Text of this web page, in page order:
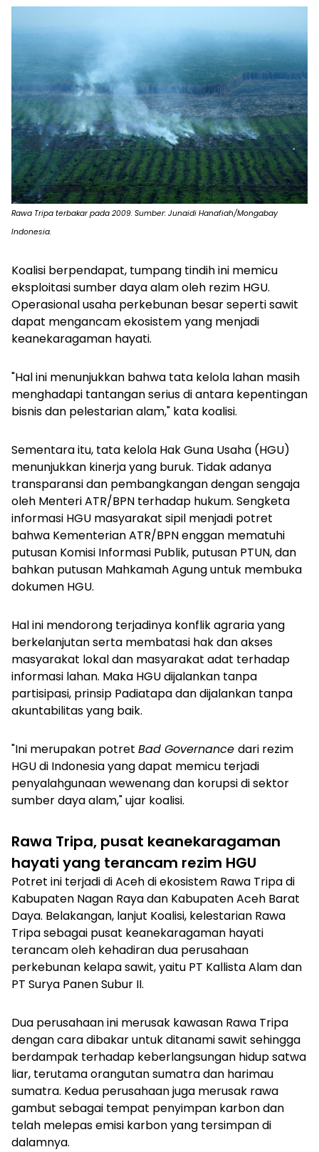
Rawa Tripa terbakar pada 2009. Sumber: Junaidi Hanafiah/Mongabay
Indonesia.
Koalisi berpendapat, tumpang tindih ini memicu
eksploitasi sumber daya alam oleh rezim HGU.
Operasional usaha perkebunan besar seperti sawit
dapat mengancam ekosistem yang menjadi
keanekaragaman hayati.
"Hal ini menunjukkan bahwa tata kelola lahan masih
menghadapi tantangan serius di antara kepentingan
bisnis dan pelestarian alam," kata koalisi.
Sementara itu, tata kelola Hak Guna Usaha (HGU)
menunjukkan kinerja yang buruk. Tidak adanya
transparansi dan pembangkangan dengan sengaja
oleh Menteri ATR/BPN terhadap hukum. Sengketa
informasi HGU masyarakat sipil menjadi potret
bahwa Kementerian ATR/BPN enggan mematuhi
putusan Komisi Informasi Publik, putusan PTUN, dan
bahkan putusan Mahkamah Agung untuk membuka
dokumen HGU.
Hal ini mendorong terjadinya konflik agraria yang
berkelanjutan serta membatasi hak dan akses
masyarakat lokal dan masyarakat adat terhadap
informasi lahan. Maka HGU dijalankan tanpa
partisipasi, prinsip Padiatapa dan dijalankan tanpa
akuntabilitas yang baik.
"Ini merupakan potret Bad Governance dari rezim
HGU di Indonesia yang dapat memicu terjadi
penyalahgunaan wewenang dan korupsi di sektor
sumber daya alam," ujar koalisi.
Rawa Tripa, pusat keanekaragaman
hayati yang terancam rezim HGU
Potret ini terjadi di Aceh di ekosistem Rawa Tripa di
Kabupaten Nagan Raya dan Kabupaten Aceh Barat
Daya. Belakangan, lanjut Koalisi, kelestarian Rawa
Tripa sebagai pusat keanekaragaman hayati
terancam oleh kehadiran dua perusahaan
perkebunan kelapa sawit, yaitu PT Kallista Alam dan
PT Surya Panen Subur II.
Dua perusahaan ini merusak kawasan Rawa Tripa
dengan cara dibakar untuk ditanami sawit sehingga
berdampak terhadap keberlangsungan hidup satwa
liar, terutama orangutan sumatra dan harimau
sumatra. Kedua perusahaan juga merusak rawa
gambut sebagai tempat penyimpan karbon dan
telah melepas emisi karbon yang tersimpan di
dalamnya.